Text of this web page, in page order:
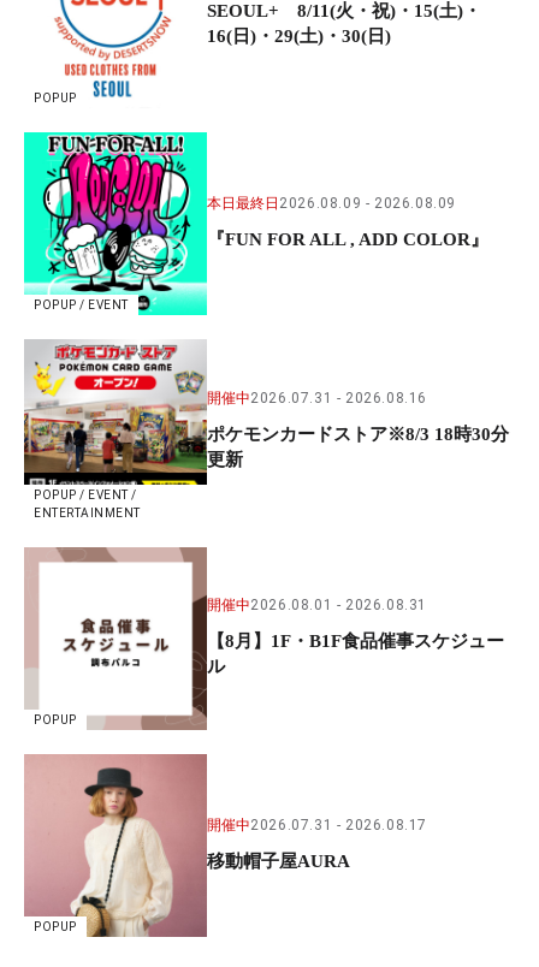
POPUP
SEOUL+ 8/11(火・祝)・15(土)・
16(日)・29(土)・30(日)
POPUP / EVENT
本日最終日 2026.08.09 2026.08.09
『FUN FOR ALL , ADD COLOR』
POPUP / EVENT /
ENTERTAINMENT
開催中2026.07.31 2026.08.16
ポケモンカードストア※8/3 18時30分
更新
POPUP
開催中2026.08.01 2026.08.31
【8月】1F・B1F食品催事スケジュー
ル
POPUP
開催中2026.07.31 2026.08.17
移動帽子屋AURA